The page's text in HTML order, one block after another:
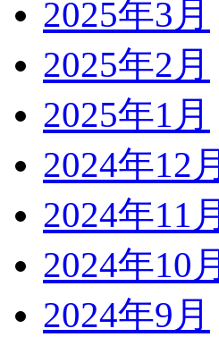
2025年3月
2025年2月
2025年1月
2024年12月
2024年11月
2024年10月
2024年9月